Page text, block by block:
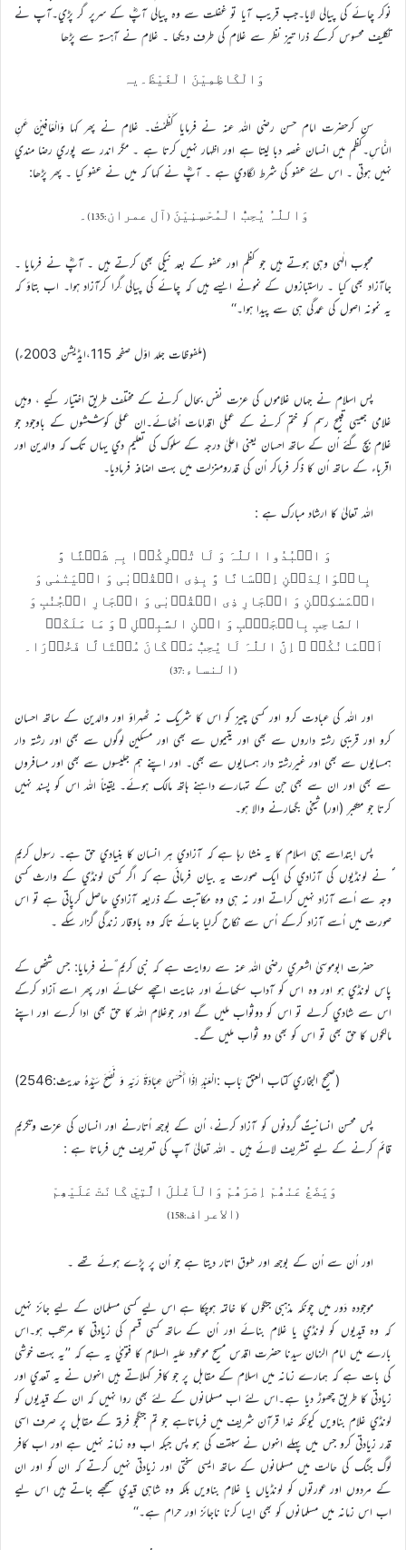
نوکر چائے کي پيالي لايا۔جب قريب آيا تو غفلت سے وہ پيالي آپؓ کے سرپر گر پڑي۔آپ نے
تکليف محسوس کرکے ذرا تيز نظر سے غلام کي طرف ديکھا ۔ غلام نے آہستہ سے پڑھا
وَالْکَاظِمِيْنَ الْغَيْظَ۔يہ
سن کرحضرت امام حسن رضي اللہ عنہ نے فرمايا کَظَمْتُ۔ غلام نے پھر کہا وَالْعَافِيْنَ عَنِ
النَّاسِ۔کظم ميں انسان غصہ دبا ليتا ہے اور اظہار نہيں کرتا ہے ۔ مگر اندر سے پوري رضا مندي
نہيں ہوتي ۔ اس لئے عفو کي شرط لگادي ہے ۔ آپؓ نے کہا کہ ميں نے عفو کيا ۔ پھر پڑھا:
وَاللّٰہُ يُحِبُّ الْمُحْسِنِيْنَ (آل عمران:135)۔
محبوب الٰہي وہي ہوتے ہيں جو کظم اور عفو کے بعد نيکي بھي کرتے ہيں ۔ آپؓ نے فرمايا ۔
جاآزاد بھي کيا ۔ راستبازوں کے نمونے ايسے ہيں کہ چائے کي پيالي گِرا کرآزاد ہوا۔ اب بتاؤ کہ
يہ نمونہ اصول کي عمدگي ہي سے پيدا ہوا۔‘‘
(ملفوظات جلد اوّل صفحہ 115،ايڈيشن 2003ء)
پس اسلام نے جہاں غلاموں کي عزت نفس بحال کرنے کے مختلف طريق اختيار کیے ، وہيں
غلامي جيسي قبيح رسم کو ختم کرنے کے عملي اقدامات اُٹھائے۔ان عملي کوششوں کے باوجود جو
غلام بچ گئے اُن کے ساتھ احسان يعني اعليٰ درجہ کے سلوک کي تعليم دي يہاں تک کہ والدين اور
اقرباء کے ساتھ اُن کا ذکر فرماکر اُن کي قدرومنزلت ميں بہت اضافہ فرماديا۔
اللہ تعاليٰ کا ارشاد مبارک ہے :
وَ اعۡبُدُوا اللّٰہَ وَ لَا تُشۡرِکُوۡا بِہٖ شَیۡئًا وَّ
بِالۡوَالِدَیۡنِ اِحۡسَانًا وَّ بِذِی الۡقُرۡبٰی وَ الۡیَتٰمٰی وَ
الۡمَسٰکِیۡنِ وَ الۡجَارِ ذِی الۡقُرۡبٰی وَ الۡجَارِ الۡجُنُبِ وَ
الصَّاحِبِ بِالۡجَنۡۢبِ وَ ابۡنِ السَّبِیۡلِ ۙ وَ مَا مَلَکَتۡ
اَیۡمَانُکُمۡ ؕ اِنَّ اللّٰہَ لَا یُحِبُّ مَنۡ کَانَ مُخۡتَالًا فَخُوۡرَا۔
(النساء:37)
اور اللہ کی عبادت کرو اور کسی چیز کو اس کا شریک نہ ٹھہراؤ اور والدین کے ساتھ احسان
کرو اور قریبی رشتہ داروں سے بھی اور یتیموں سے بھی اور مسکین لوگوں سے بھی اور رشتہ دار
ہمسایوں سے بھی اور غیررشتہ دار ہمسایوں سے بھی۔ اور اپنے ہم جلیسوں سے بھی اور مسافروں
سے بھی اور ان سے بھی جن کے تمہارے داہنے ہاتھ مالک ہوئے۔ یقیناً اللہ اس کو پسند نہیں
کرتا جو متکبر (اور) شیخی بگھارنے والا ہو۔
پس ابتداسے ہي اسلام کا يہ منشا رہا ہے کہ آزادي ہر انسان کا بنيادي حق ہے۔ رسول کريم
ؐ نے لونڈيوں کي آزادي کي ايک صورت يہ بيان فرمائي ہے کہ اگر کسي لونڈي کے وارث کسي
وجہ سے اُسے آزاد نہيں کراتے اور نہ ہي وہ مکاتبت کے ذريعہ آزادي حاصل کرپاتي ہے تو اس
صورت ميں اُسے آزاد کرکے اُس سے نکاح کرليا جائے تاکہ وہ باوقار زندگي گزار سکے ۔
حضرت ابوموسيٰ اشعري رضي اللہ عنہ سے روايت ہے کہ نبي کریم ؐنے فرمايا: جس شخص کے
پاس لونڈي ہو اور وہ اس کو آداب سکھائے اور نہايت اچھے سکھائے اور پھر اسے اۤزاد کرکے
اس سے شادي کرلے تو اس کو دوثواب مليں گے اور جوغلام اللہ کا حق بھي ادا کرے اور اپنے
مالکوں کا حق بھي تو اس کو بھي دو ثواب مليں گے۔
(صحيح البخاري کتاب العتق بَاب :الْعَبْدِ اِذَا أَحْسَنَ عِبَادَةَ رَبِّہِ وَ نَصَحَ سَيِّدَہُ حديث:2546)
پس محسن انسانيتؐ گردنوں کو آزاد کرنے، اُن کے بوجھ اُتارنے اور انسان کي عزت وتکريم
قائم کرنے کے ليے تشريف لائے ہيں ۔ اللہ تعاليٰ آپ کي تعريف ميں فرماتا ہے :
وَيَضَعُ عَنْھُمْ اِصْرَھُمْ وَالْاَغْلٰلَ الَّتِيْ کَانَتْ عَلَيْھِمْ
(الاعراف:158)
اور اُن سے اُن کے بوجھ اور طوق اتار ديتا ہے جو اُن پر پڑے ہوئے تھے ۔
موجودہ دَور ميں چونکہ مذہبي جنگوں کا خاتمہ ہوچکا ہے اس ليے کسي مسلمان کے ليے جائز نہيں
کہ وہ قيديوں کو لونڈي يا غلام بنائے اور اُن کے ساتھ کسي قسم کي زيادتي کا مرتکب ہو۔اس
بارے ميں امام الزمان سيدنا حضرت اقدس مسيح موعود عليہ السلام کا فتويٰ يہ ہے کہ ’’يہ بہت خوشي
کي بات ہے کہ ہمارے زمانہ ميں اسلام کے مقابل پر جو کافر کہلاتے ہيں انہوں نے يہ تعدي اور
زيادتي کا طريق چھوڑ ديا ہے۔اس لئے اب مسلمانوں کے لئے بھي روا نہيں کہ ان کے قيديوں کو
لونڈي غلام بناويں کيونکہ خدا قرآن شريف ميں فرماتاہے جو تم جنگجو فرقہ کے مقابل پر صرف اسي
قدر زيادتي کرو جس ميں پہلے انہوں نے سبقت کي ہو پس جبکہ اب وہ زمانہ نہيں ہے اور اب کافر
لوگ جنگ کي حالت ميں مسلمانوں کے ساتھ ايسي سختي اور زيادتي نہيں کرتے کہ ان کو اور ان
کے مردوں اور عورتوں کو لونڈياں يا غلام بناويں بلکہ وہ شاہي قيدي سمجھے جاتے ہيں اس لیے
اب اس زمانہ ميں مسلمانوں کو بھي ايسا کرنا ناجائز اور حرام ہے۔‘‘